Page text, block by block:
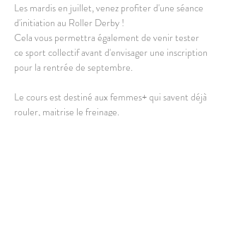
Les mardis en juillet, venez profiter d'une séance
d'initiation au Roller Derby !
Cela vous permettra également de venir tester
ce sport collectif avant d'envisager une inscription
pour la rentrée de septembre.
Le cours est destiné aux femmes+ qui savent déjà
rouler, maitrise le freinage.